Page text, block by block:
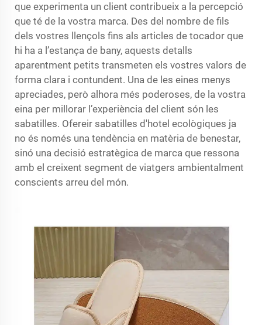
que experimenta un client contribueix a la percepció
que té de la vostra marca. Des del nombre de fils
dels vostres llençols fins als articles de tocador que
hi ha a l’estança de bany, aquests detalls
aparentment petits transmeten els vostres valors de
forma clara i contundent. Una de les eines menys
apreciades, però alhora més poderoses, de la vostra
eina per millorar l’experiència del client són les
sabatilles. Ofereir sabatilles d'hotel ecològiques ja
no és només una tendència en matèria de benestar,
sinó una decisió estratègica de marca que ressona
amb el creixent segment de viatgers ambientalment
conscients arreu del món.